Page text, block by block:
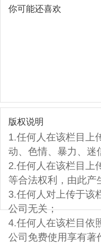
你可能还喜欢
版权说明
1.任何人在该栏目上
动、色情、暴力、迷
2.任何人在该栏目上
等合法权利，由此产
3.任何人对上传于该
公司无关；
4.任何人在该栏目依
公司免费使用享有著